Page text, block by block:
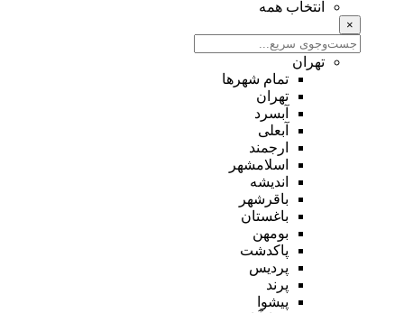
انتخاب همه
×
تهران
تمام شهر‌ها
تهران
آبسرد
آبعلی
ارجمند
اسلامشهر
اندیشه
باقرشهر
باغستان
بومهن
پاکدشت
پردیس
پرند
پیشوا